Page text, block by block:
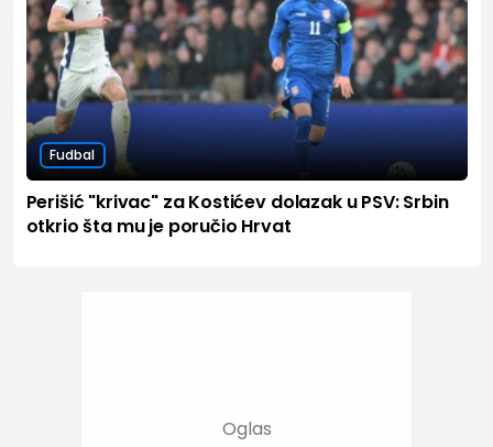
Fudbal
Perišić "krivac" za Kostićev dolazak u PSV: Srbin
otkrio šta mu je poručio Hrvat